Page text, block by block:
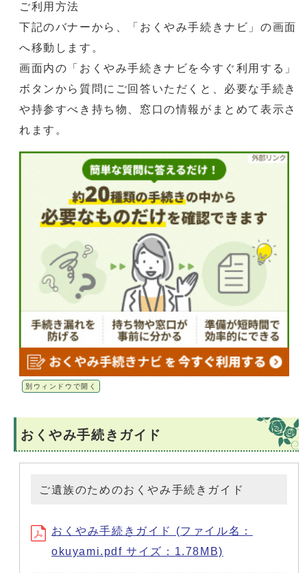
ご利用方法
下記のバナーから、「おくやみ手続きナビ」の画面
へ移動します。
画面内の「おくやみ手続きナビを今すぐ利用する」
ボタンから質問にご回答いただくと、必要な手続き
や持参すべき持ち物、窓口の情報がまとめて表示さ
れます。
別ウィンドウで開く
おくやみ手続きガイド
ご遺族のためのおくやみ手続きガイド
おくやみ手続きガイド (ファイル名：
okuyami.pdf サイズ：1.78MB)